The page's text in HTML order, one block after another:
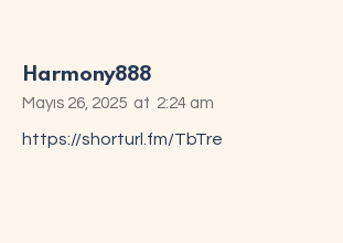
Harmony888
Mayıs 26, 2025 at 2:24 am
https://shorturl.fm/TbTre